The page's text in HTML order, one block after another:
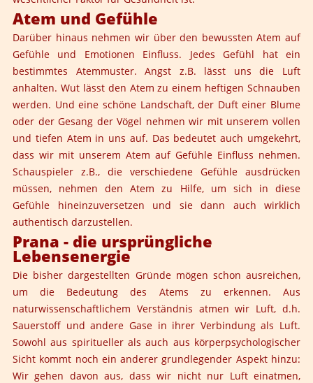
Atem und Gefühle
Darüber hinaus nehmen wir über den bewussten Atem auf
Gefühle und Emotionen Einfluss. Jedes Gefühl hat ein
bestimmtes Atemmuster. Angst z.B. lässt uns die Luft
anhalten. Wut lässt den Atem zu einem heftigen Schnauben
werden. Und eine schöne Landschaft, der Duft einer Blume
oder der Gesang der Vögel nehmen wir mit unserem vollen
und tiefen Atem in uns auf. Das bedeutet auch umgekehrt,
dass wir mit unserem Atem auf Gefühle Einfluss nehmen.
Schauspieler z.B., die verschiedene Gefühle ausdrücken
müssen, nehmen den Atem zu Hilfe, um sich in diese
Gefühle hineinzuversetzen und sie dann auch wirklich
authentisch darzustellen.
Prana - die ursprüngliche
Lebensenergie
Die bisher dargestellten Gründe mögen schon ausreichen,
um die Bedeutung des Atems zu erkennen. Aus
naturwissenschaftlichem Verständnis atmen wir Luft, d.h.
Sauerstoff und andere Gase in ihrer Verbindung als Luft.
Sowohl aus spiritueller als auch aus körperpsychologischer
Sicht kommt noch ein anderer grundlegender Aspekt hinzu:
Wir gehen davon aus, dass wir nicht nur Luft einatmen,